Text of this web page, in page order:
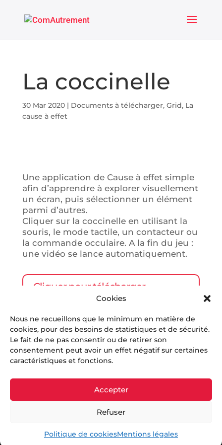
Cookies
Nous ne recueillons que le minimum en matière de
cookies, pour des besoins de statistiques et de sécurité.
Le fait de ne pas consentir ou de retirer son
consentement peut avoir un effet négatif sur certaines
caractéristiques et fonctions.
Accepter
Refuser
Politique de cookiesMentions légales
La coccinelle
30 Mar 2020| Documents à télécharger, Grid, La
cause à effet
Une application de Cause à effet simple
afin d’apprendre à explorer visuellement
un écran, puis sélectionner un élément
parmi d’autres.
Cliquer sur la coccinelle en utilisant la
souris, le mode tactile, un contacteur ou
la commande occulaire. A la fin du jeu :
une vidéo se lance automatiquement.
Cliquer pour télécharger
l'application Grid 3
2020 - 2026 © Tous droits réservés